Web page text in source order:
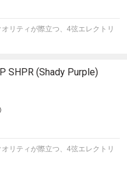
リティが際立つ、4弦エレクトリ
SHPR (Shady Purple)
リティが際立つ、4弦エレクトリ